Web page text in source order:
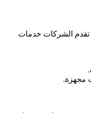
تقدم الشركات خدمات
مجهزة.